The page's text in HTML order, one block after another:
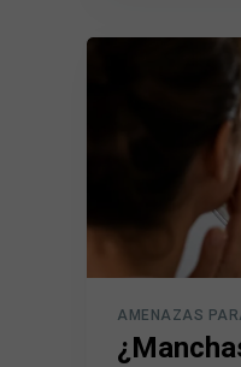
AMENAZAS